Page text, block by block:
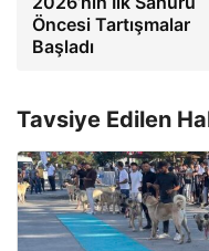
Öncesi Tartışmalar
Başladı
Tavsiye Edilen